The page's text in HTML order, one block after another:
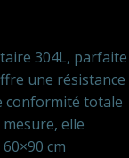
304L, parfaite
une résistance
conformité totale
elle
cm